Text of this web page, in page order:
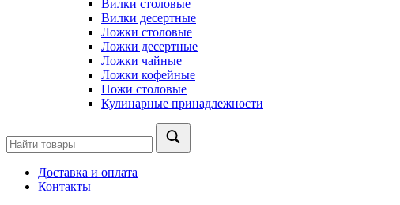
Вилки столовые
Вилки десертные
Ложки столовые
Ложки десертные
Ложки чайные
Ложки кофейные
Ножи столовые
Кулинарные принадлежности
Доставка и оплата
Контакты